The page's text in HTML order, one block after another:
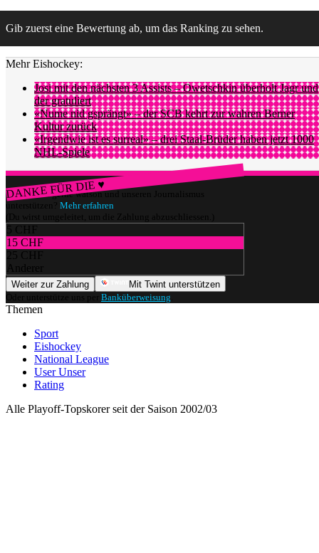
Gib zuerst eine Bewertung ab, um das Ranking zu sehen.
Mehr Eishockey:
Josi mit den nächsten 3 Assists – Owetschkin überholt Jagr und
der gratuliert
«Nume nid gsprängt» – der SCB kehrt zur wahren Berner
Kultur zurück
«Irgendwie ist es surreal» – drei Staal-Brüder haben jetzt 1000
NHL-Spiele
DANKE FÜR DIE ♥
Würdest du gerne watson und unseren Journalismus
unterstützen? Mehr erfahren
(Du wirst umgeleitet, um die Zahlung abzuschliessen.)
5 CHF
15 CHF
25 CHF
Anderer
Weiter zur Zahlung
Mit Twint unterstützen
Oder unterstütze uns per Banküberweisung
Themen
Sport
Eishockey
National League
User Unser
Rating
Alle Playoff-Topskorer seit der Saison 2002/03